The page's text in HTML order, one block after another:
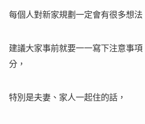
每個人對新家規劃一定會有很多想法
建議大家事前就要一一寫下注意事
分，
特別是夫妻、家人一起住的話，